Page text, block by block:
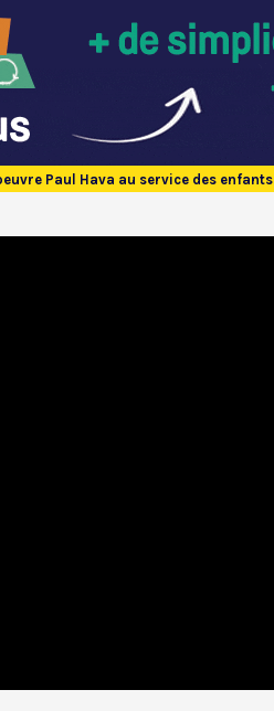
Paul Hava au service des enfants